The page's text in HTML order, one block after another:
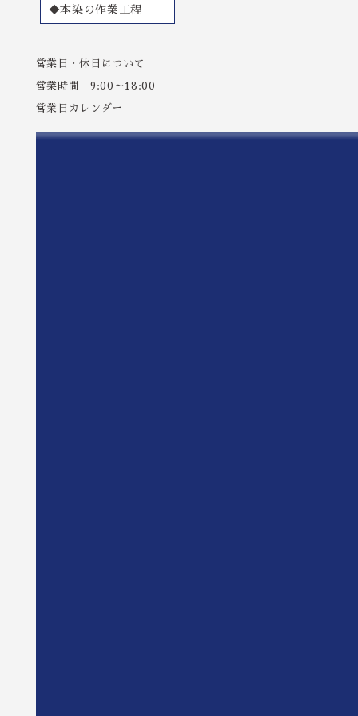
◆本染の作業工程
営業日・休日について
営業時間 9:00～18:00
営業日カレンダー